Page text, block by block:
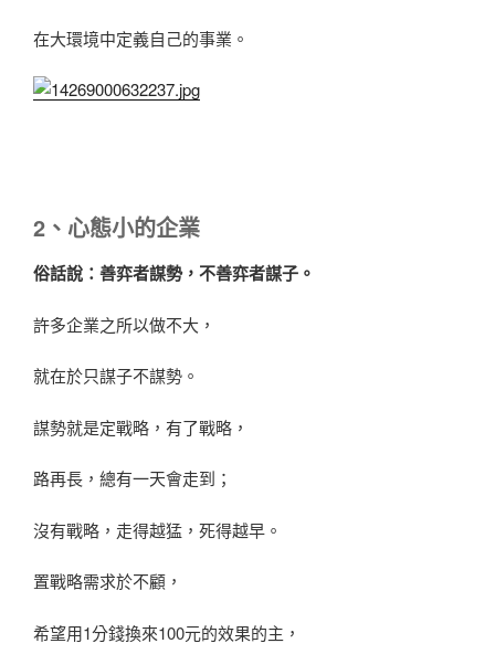
在大環境中定義自己的事業。
2、心態小的企業
俗話說：善弈者謀勢，不善弈者謀子。
許多企業之所以做不大，
就在於只謀子不謀勢。
謀勢就是定戰略，有了戰略，
路再長，總有一天會走到；
沒有戰略，走得越猛，死得越早。
置戰略需求於不顧，
希望用1分錢換來100元的效果的主，